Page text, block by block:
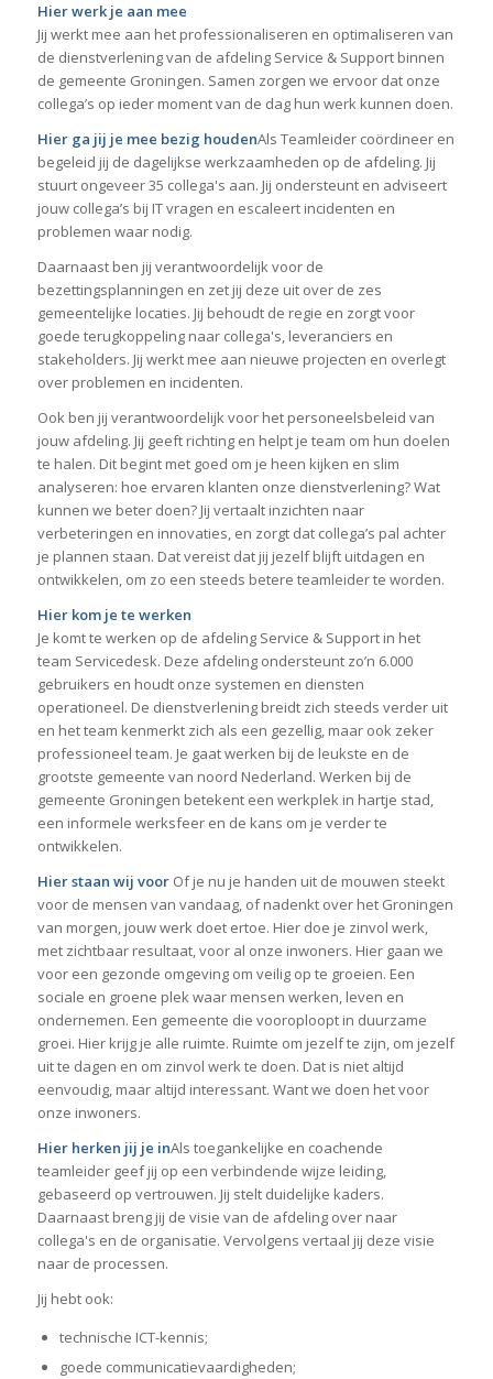
Hier werk je aan mee
Jij werkt mee aan het professionaliseren en optimaliseren van
de dienstverlening van de afdeling Service & Support binnen
de gemeente Groningen. Samen zorgen we ervoor dat onze
collega’s op ieder moment van de dag hun werk kunnen doen.
Hier ga jij je mee bezig houdenAls Teamleider coördineer en
begeleid jij de dagelijkse werkzaamheden op de afdeling. Jij
stuurt ongeveer 35 collega's aan. Jij ondersteunt en adviseert
jouw collega’s bij IT vragen en escaleert incidenten en
problemen waar nodig.
Daarnaast ben jij verantwoordelijk voor de
bezettingsplanningen en zet jij deze uit over de zes
gemeentelijke locaties. Jij behoudt de regie en zorgt voor
goede terugkoppeling naar collega's, leveranciers en
stakeholders. Jij werkt mee aan nieuwe projecten en overlegt
over problemen en incidenten.
Ook ben jij verantwoordelijk voor het personeelsbeleid van
jouw afdeling. Jij geeft richting en helpt je team om hun doelen
te halen. Dit begint met goed om je heen kijken en slim
analyseren: hoe ervaren klanten onze dienstverlening? Wat
kunnen we beter doen? Jij vertaalt inzichten naar
verbeteringen en innovaties, en zorgt dat collega’s pal achter
je plannen staan. Dat vereist dat jij jezelf blijft uitdagen en
ontwikkelen, om zo een steeds betere teamleider te worden.
Hier kom je te werken
Je komt te werken op de afdeling Service & Support in het
team Servicedesk. Deze afdeling ondersteunt zo’n 6.000
gebruikers en houdt onze systemen en diensten
operationeel. De dienstverlening breidt zich steeds verder uit
en het team kenmerkt zich als een gezellig, maar ook zeker
professioneel team. Je gaat werken bij de leukste en de
grootste gemeente van noord Nederland. Werken bij de
gemeente Groningen betekent een werkplek in hartje stad,
een informele werksfeer en de kans om je verder te
ontwikkelen.
Hier staan wij voor Of je nu je handen uit de mouwen steekt
voor de mensen van vandaag, of nadenkt over het Groningen
van morgen, jouw werk doet ertoe. Hier doe je zinvol werk,
met zichtbaar resultaat, voor al onze inwoners. Hier gaan we
voor een gezonde omgeving om veilig op te groeien. Een
sociale en groene plek waar mensen werken, leven en
ondernemen. Een gemeente die vooroploopt in duurzame
groei. Hier krijg je alle ruimte. Ruimte om jezelf te zijn, om jezelf
uit te dagen en om zinvol werk te doen. Dat is niet altijd
eenvoudig, maar altijd interessant. Want we doen het voor
onze inwoners.
Hier herken jij je inAls toegankelijke en coachende
teamleider geef jij op een verbindende wijze leiding,
gebaseerd op vertrouwen. Jij stelt duidelijke kaders.
Daarnaast breng jij de visie van de afdeling over naar
collega's en de organisatie. Vervolgens vertaal jij deze visie
naar de processen.
Jij hebt ook:
technische ICT-kennis;
goede communicatievaardigheden;